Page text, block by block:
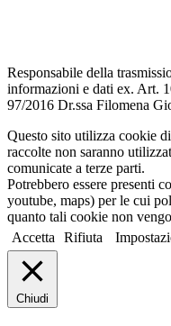
Responsabile della
informazioni e dati ex. Art.
97/2016 Dr.ssa Filomena
Questo sito utilizza cookie
raccolte non saranno
comunicate a terze parti.
Potrebbero essere presenti
youtube, maps) per le cui
quanto tali cookie non
Accetta
Rifiuta
Chiudi